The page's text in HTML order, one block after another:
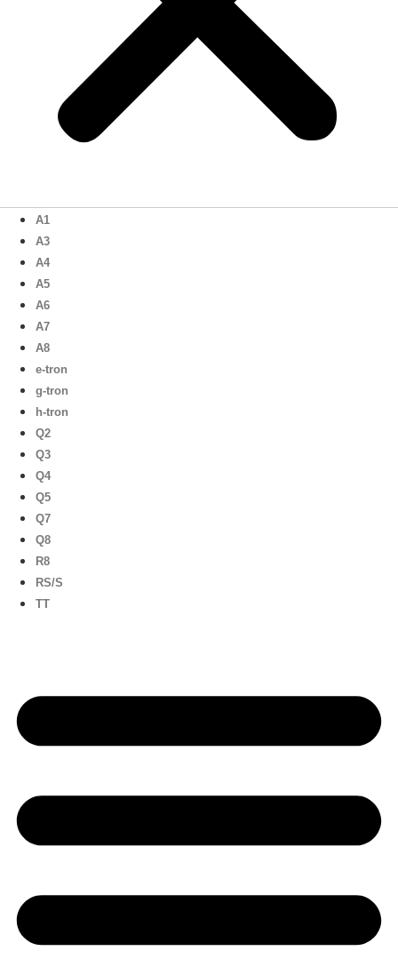
A1
A3
A4
A5
A6
A7
A8
e-tron
g-tron
h-tron
Q2
Q3
Q4
Q5
Q7
Q8
R8
RS/S
TT